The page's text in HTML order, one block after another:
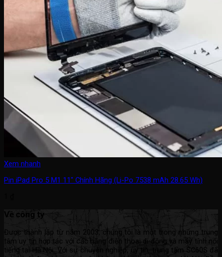
Xem nhanh
Pin iPad Pro 5 M1 11″ Chính Hãng (Li-Po 7538 mAh 28.65 Wh)
Về công ty
Được thành lập từ năm 2003, chúng tôi là một trong những trung
tâm uy tín hợp tác với các hãng điện thoại di động và máy tính nổi
tiếng tại Hà Nội. Với sự chuyên nghiệp, uy tín, trung tâm SC60S đã